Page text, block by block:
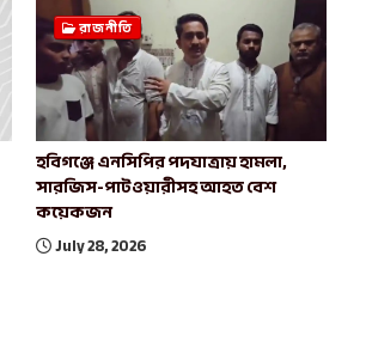
রাজনীতি
হবিগঞ্জে এনসিপির পদযাত্রায় হামলা,
সারজিস-পাটওয়ারীসহ আহত বেশ
কয়েকজন
July 28, 2026